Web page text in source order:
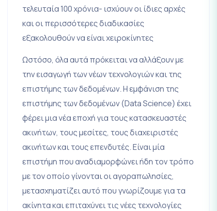
τελευταία 100 χρόνια- ισχύουν οι ίδιες αρχές
και οι περισσότερες διαδικασίες
εξακολουθούν να είναι χειροκίνητες
Ωστόσο, όλα αυτά πρόκειται να αλλάξουν με
την εισαγωγή των νέων τεχνολογιών και της
επιστήμης των δεδομένων. Η εμφάνιση της
επιστήμης των δεδομένων (Data Science) έχει
φέρει μια νέα εποχή για τους κατασκευαστές
ακινήτων, τους μεσίτες, τους διαχειριστές
ακινήτων και τους επενδυτές. Eίναι μία
επιστήμη που αναδιαμορφώνει ήδη τον τρόπο
με τον οποίο γίνονται οι αγοραπωλησίες,
μετασχηματίζει αυτό που γνωρίζουμε για τα
ακίνητα και επιταχύνει τις νέες τεχνολογίες